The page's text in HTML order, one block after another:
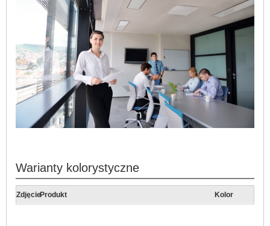
Warianty kolorystyczne
ZdjęcieProdukt Kolor